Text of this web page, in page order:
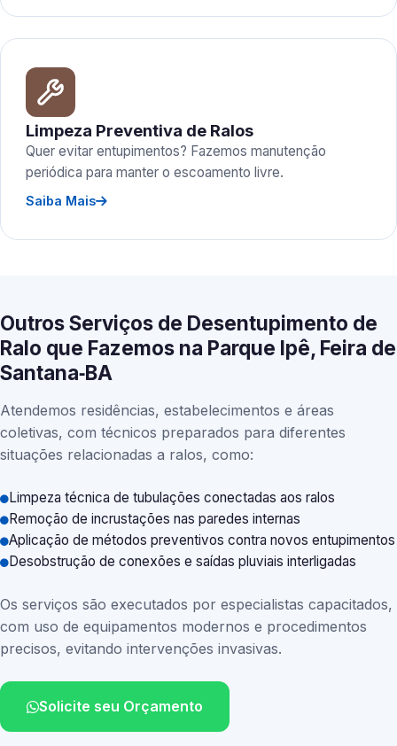
Limpeza Preventiva de Ralos
Quer evitar entupimentos? Fazemos manutenção
periódica para manter o escoamento livre.
Saiba Mais
Outros Serviços de Desentupimento de
Ralo que Fazemos na Parque Ipê, Feira de
Santana‑BA
Atendemos residências, estabelecimentos e áreas
coletivas, com técnicos preparados para diferentes
situações relacionadas a ralos, como:
Limpeza técnica de tubulações conectadas aos ralos
Remoção de incrustações nas paredes internas
Aplicação de métodos preventivos contra novos entupimentos
Desobstrução de conexões e saídas pluviais interligadas
Os serviços são executados por especialistas capacitados,
com uso de equipamentos modernos e procedimentos
precisos, evitando intervenções invasivas.
Solicite seu Orçamento